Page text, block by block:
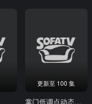
更新至 100 集
掌门低调点动态漫画第3季